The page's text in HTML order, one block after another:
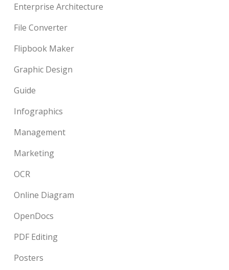
Enterprise Architecture
File Converter
Flipbook Maker
Graphic Design
Guide
Infographics
Management
Marketing
OCR
Online Diagram
OpenDocs
PDF Editing
Posters